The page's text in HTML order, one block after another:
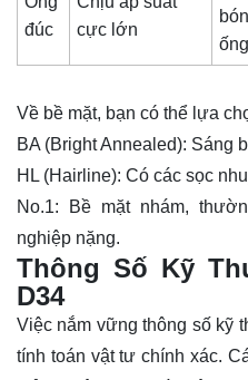
đúc
cực lớn
Về bề mặt, bạn có thể lựa
BA (Bright Annealed): Sáng
HL (Hairline): Có các sọc
No.1: Bề mặt nhám,
nghiệp nặng.
Thông Số Kỹ
D34
Việc nắm vững thông số kỹ
tính toán vật tư chính xác.